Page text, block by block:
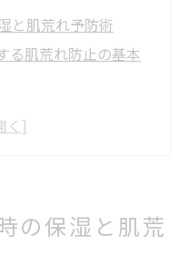
と肌荒れ予防術
る肌荒れ防止の基本
ドバイクの選び方
の保湿と肌荒